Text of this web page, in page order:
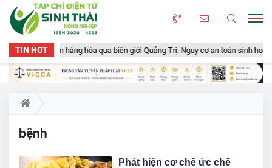
TIN HOT
gần 50 tấn hàng hóa qua biên giới Quảng Trị: Nguy cơ an toàn sinh học,
bệnh
Phát hiện cơ chế ức chế